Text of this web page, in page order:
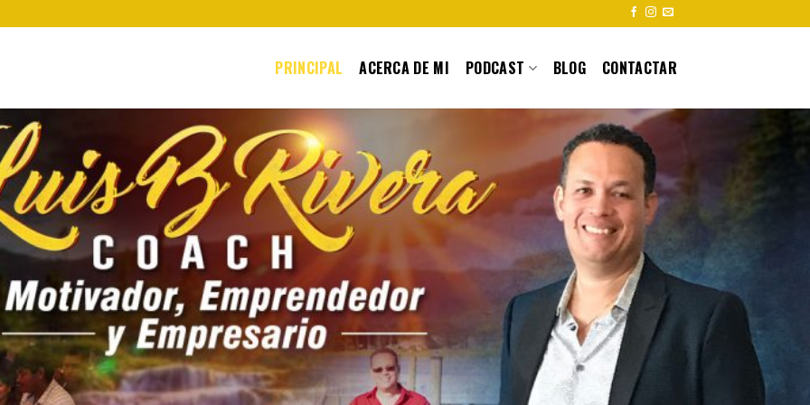
PRINCIPAL ACERCA DE MI PODCAST BLOG CONTACTAR